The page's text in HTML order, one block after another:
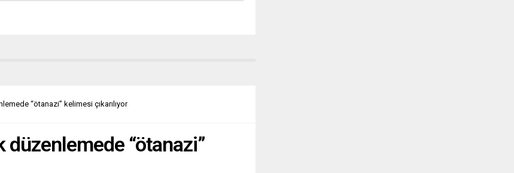
“ötanazi” kelimesi çıkarılıyor
“ötanazi”